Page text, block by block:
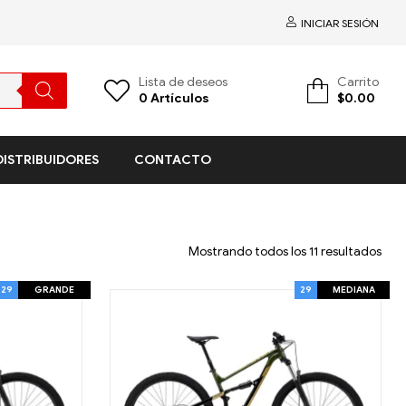
INICIAR SESIÓN
Lista de deseos
0 Artículos
Carrito
$0.00
CONTACTO
Mostrando todos los 11 resultados
29 GRANDE 29 MEDIANA